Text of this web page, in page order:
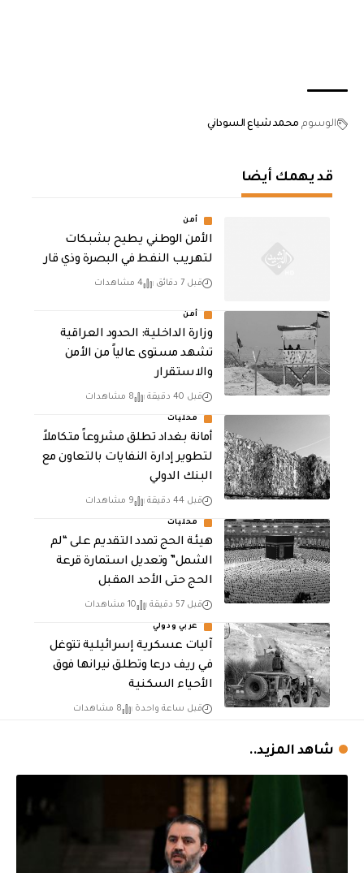
الوسوم محمد شياع السوداني
قد يهمك أيضا
أمن
الأمن الوطني يطيح بشبكات
لتهريب النفط في البصرة وذي قار
قبل 7 دقائق 4 مشاهدات
أمن
وزارة الداخلية: الحدود العراقية
تشهد مستوى عالياً من الأمن
والاستقرار
قبل 40 دقيقة 8 مشاهدات
محليات
أمانة بغداد تطلق مشروعاً متكاملاً
لتطوير إدارة النفايات بالتعاون مع
البنك الدولي
قبل 44 دقيقة 9 مشاهدات
محليات
هيئة الحج تمدد التقديم على “لم
الشمل” وتعديل استمارة قرعة
الحج حتى الأحد المقبل
قبل 57 دقيقة 10 مشاهدات
عربي ودولي
آليات عسكرية إسرائيلية تتوغل
في ريف درعا وتطلق نيرانها فوق
الأحياء السكنية
قبل ساعة واحدة 8 مشاهدات
شاهد المزيد..